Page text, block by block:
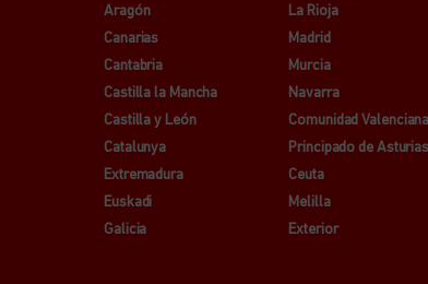
Aragón
Canarias
Cantabria
Castilla la Mancha
Castilla y León
Catalunya
Extremadura
Euskadi
Galicia
La Rioja
Madrid
Murcia
Navarra
Comunidad
Principado de
Ceuta
Melilla
Exterior